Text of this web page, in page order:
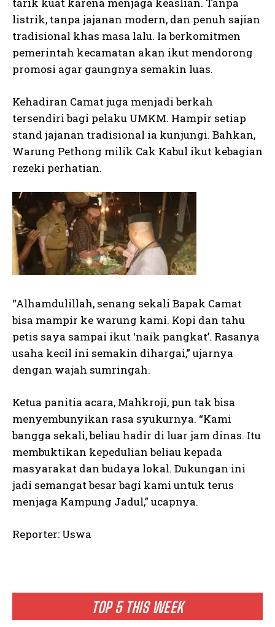
TOP 5 THIS WEEK
listrik, tanpa jajanan modern, dan penuh sajian
tradisional khas masa lalu. Ia berkomitmen
pemerintah kecamatan akan ikut mendorong
promosi agar gaungnya semakin luas.
Kehadiran Camat juga menjadi berkah
tersendiri bagi pelaku UMKM. Hampir setiap
stand jajanan tradisional ia kunjungi. Bahkan,
Warung Pethong milik Cak Kabul ikut kebagian
rezeki perhatian.
“Alhamdulillah, senang sekali Bapak Camat
bisa mampir ke warung kami. Kopi dan tahu
petis saya sampai ikut ‘naik pangkat’. Rasanya
usaha kecil ini semakin dihargai,” ujarnya
dengan wajah sumringah.
Ketua panitia acara, Mahkroji, pun tak bisa
menyembunyikan rasa syukurnya. “Kami
bangga sekali, beliau hadir di luar jam dinas. Itu
membuktikan kepedulian beliau kepada
masyarakat dan budaya lokal. Dukungan ini
jadi semangat besar bagi kami untuk terus
menjaga Kampung Jadul,” ucapnya.
Reporter: Uswa